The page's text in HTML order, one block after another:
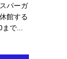
パーガ
館する
で...